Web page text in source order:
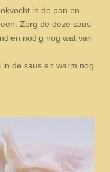
in de pan en
Zorg de deze saus
nodig nog wat van
de saus en warm nog